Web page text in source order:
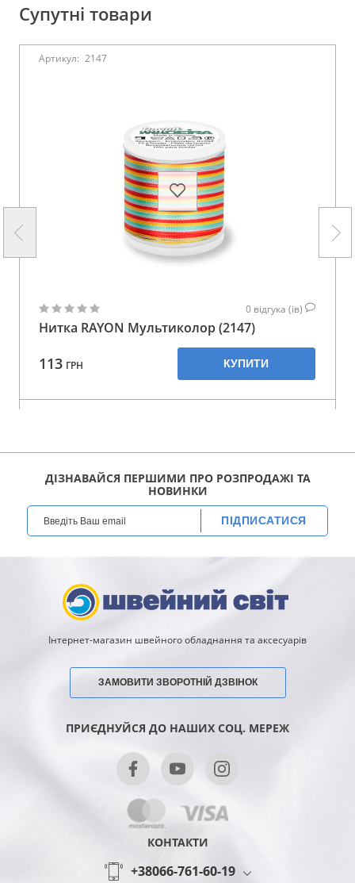
Супутні товари
Артикул: 2147
0 відгука (ів)
Нитка RAYON Мультиколор (2147)
113 ГРН КУПИТИ
ДІЗНАВАЙСЯ ПЕРШИМИ ПРО РОЗПРОДАЖІ ТА
НОВИНКИ
ПІДПИСАТИСЯ
Інтернет-магазин швейного обладнання та аксесуарів
ЗАМОВИТИ ЗВОРОТНІЙ ДЗВІНОК
ПРИЄДНУЙСЯ ДО НАШИХ СОЦ. МЕРЕЖ
КОНТАКТИ
+38066-761-60-19